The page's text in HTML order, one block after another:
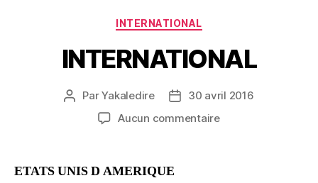
Catégories
INTERNATIONAL
INTERNATIONAL
Auteur
l’article
ParYakaledire
Date30 avril 2016
Aucun commentairesur
ETATS UNIS D AMERIQUE